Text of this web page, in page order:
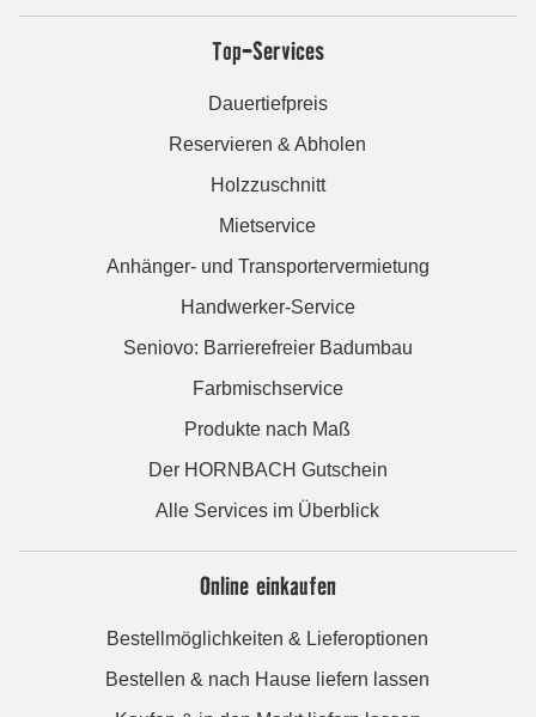
Top-Services
Dauertiefpreis
Reservieren & Abholen
Holzzuschnitt
Mietservice
Anhänger- und Transportervermietung
Handwerker-Service
Seniovo: Barrierefreier Badumbau
Farbmischservice
Produkte nach Maß
Der HORNBACH Gutschein
Alle Services im Überblick
Online einkaufen
Bestellmöglichkeiten & Lieferoptionen
Bestellen & nach Hause liefern lassen